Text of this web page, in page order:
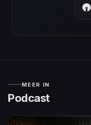
MEER IN
Podcast